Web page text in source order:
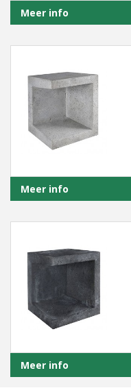
Meer info
Meer info
Meer info